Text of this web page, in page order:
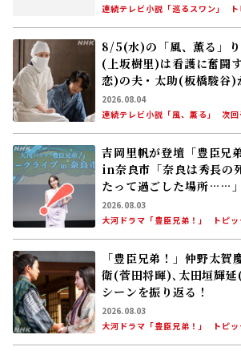
大河ドラマ「豊臣兄弟！」 トピッ
「豊臣兄弟！」仲野太賀
衛(菅田将暉)､太田垣輝
シーンを振り返る！
2026.08.03
大河ドラマ「豊臣兄弟！」
トピ
注目の記事
豊臣兄弟！コラム #29
秀に大勝利！ 豊臣兄弟
の道”を歩み始める
2026.07.26
遠藤珠紀
大河ドラマ「豊臣兄弟！」
朝ドラ「風、薫る」が描